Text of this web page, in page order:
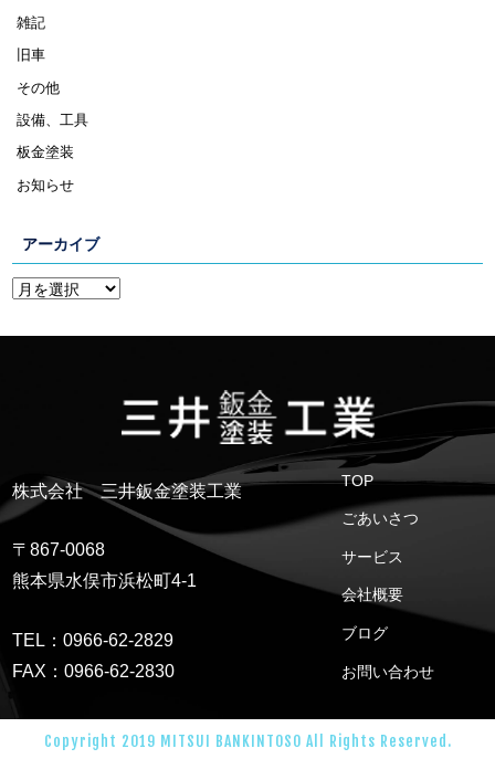
雑記
旧車
その他
設備、工具
板金塗装
お知らせ
アーカイブ
株式会社 三井鈑金塗装工業
〒867-0068
熊本県水俣市浜松町4-1
TEL：0966-62-2829
FAX：0966-62-2830
TOP
ごあいさつ
サービス
会社概要
ブログ
お問い合わせ
Copyright 2019 MITSUI BANKINTOSO All Rights Reserved.